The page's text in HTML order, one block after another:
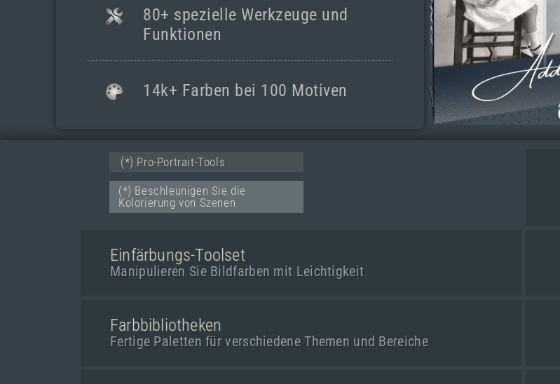
80+ spezielle Werkzeuge und
Funktionen
14k+ Farben bei 100 Motiven
(*) Pro-Portrait-Tools
(*) Beschleunigen Sie die
Kolorierung von Szenen
Einfärbungs-Toolset
Manipulieren Sie Bildfarben mit Leichtigkeit
Farbbibliotheken
Fertige Paletten für verschiedene Themen und Bereiche